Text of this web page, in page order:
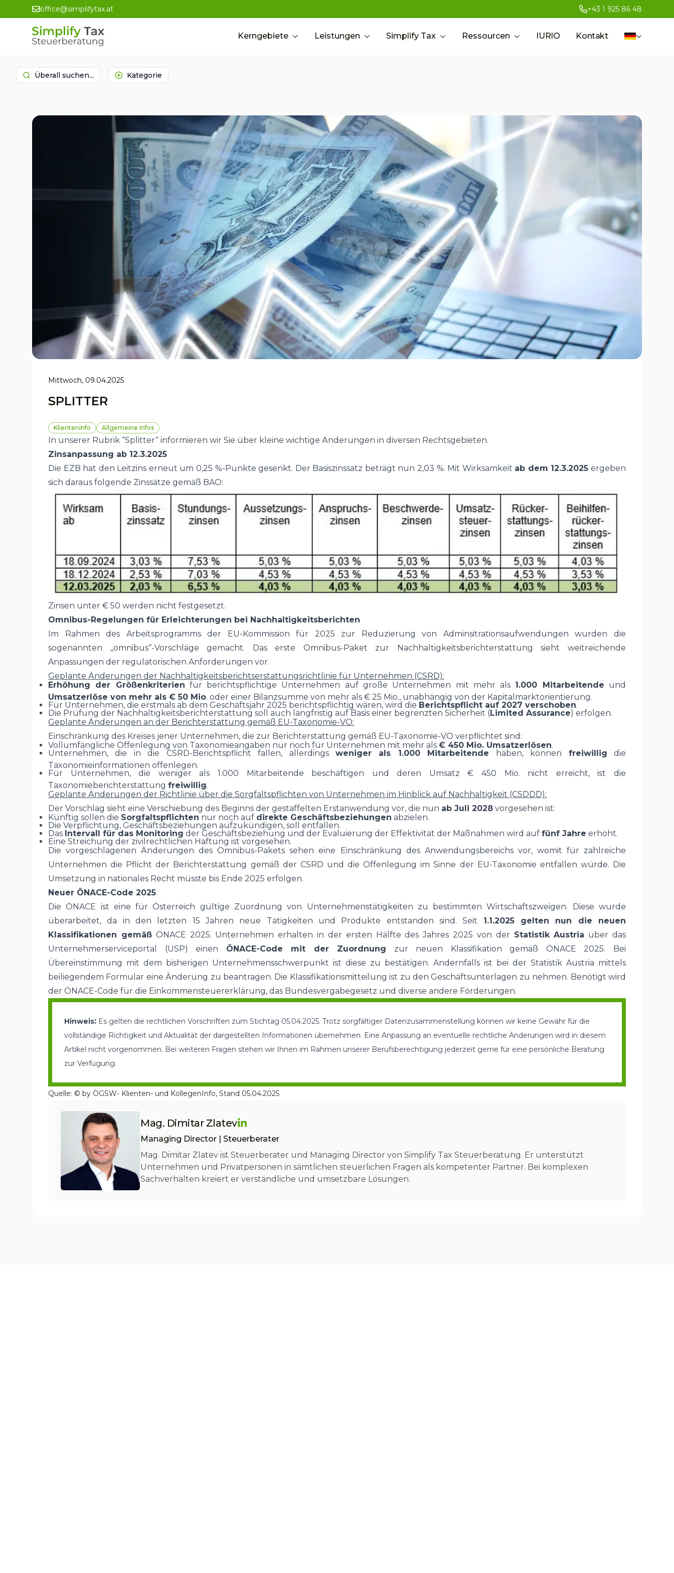
office@simplifytax.at +43 1 925 86 48
Kerngebiete Leistungen Simplify Tax Ressourcen IURIO Kontakt
Überall suchen... Kategorie
Mittwoch, 09.04.2025
SPLITTER
Klienteninfo Allgemeine Infos
In unserer Rubrik “Splitter“ informieren wir Sie über kleine wichtige Änderungen in diversen Rechtsgebieten.
Zinsanpassung ab 12.3.2025
Die EZB hat den Leitzins erneut um 0,25 %-Punkte gesenkt. Der Basiszinssatz beträgt nun 2,03 %. Mit Wirksamkeit ab dem 12.3.2025 ergeben
sich daraus folgende Zinssätze gemäß BAO:
Zinsen unter € 50 werden nicht festgesetzt.
Omnibus-Regelungen für Erleichterungen bei Nachhaltigkeitsberichten
Im Rahmen des Arbeitsprogramms der EU-Kommission für 2025 zur Reduzierung von Adminsitrationsaufwendungen wurden die
sogenannten „omnibus“-Vorschläge gemacht. Das erste Omnibus-Paket zur Nachhaltigkeitsberichterstattung sieht weitreichende
Anpassungen der regulatorischen Anforderungen vor.
Geplante Änderungen der Nachhaltigkeitsberichtserstattungsrichtlinie für Unternehmen (CSRD):
Erhöhung der Größenkriterien für berichtspflichtige Unternehmen auf große Unternehmen mit mehr als 1.000 Mitarbeitende und
Umsatzerlöse von mehr als € 50 Mio. oder einer Bilanzsumme von mehr als € 25 Mio., unabhängig von der Kapitalmarktorientierung.
Für Unternehmen, die erstmals ab dem Geschäftsjahr 2025 berichtspflichtig wären, wird die Berichtspflicht auf 2027 verschoben.
Die Prüfung der Nachhaltigkeitsberichterstattung soll auch langfristig auf Basis einer begrenzten Sicherheit (Limited Assurance) erfolgen.
Geplante Änderungen an der Berichterstattung gemäß EU-Taxonomie-VO:
Einschränkung des Kreises jener Unternehmen, die zur Berichterstattung gemäß EU-Taxonomie-VO verpflichtet sind:
Vollumfängliche Offenlegung von Taxonomieangaben nur noch für Unternehmen mit mehr als € 450 Mio. Umsatzerlösen.
Unternehmen, die in die CSRD-Berichtspflicht fallen, allerdings weniger als 1.000 Mitarbeitende haben, können freiwillig die
Taxonomieinformationen offenlegen.
Für Unternehmen, die weniger als 1.000 Mitarbeitende beschäftigen und deren Umsatz € 450 Mio. nicht erreicht, ist die
Taxonomieberichterstattung freiwillig.
Geplante Änderungen der Richtlinie über die Sorgfaltspflichten von Unternehmen im Hinblick auf Nachhaltigkeit (CSDDD):
Der Vorschlag sieht eine Verschiebung des Beginns der gestaffelten Erstanwendung vor, die nun ab Juli 2028 vorgesehen ist:
Künftig sollen die Sorgfaltspflichten nur noch auf direkte Geschäftsbeziehungen abzielen.
Die Verpflichtung, Geschäftsbeziehungen aufzukündigen, soll entfallen.
Das Intervall für das Monitoring der Geschäftsbeziehung und der Evaluierung der Effektivität der Maßnahmen wird auf fünf Jahre erhöht.
Eine Streichung der zivilrechtlichen Haftung ist vorgesehen.
Die vorgeschlagenen Änderungen des Omnibus-Pakets sehen eine Einschränkung des Anwendungsbereichs vor, womit für zahlreiche
Unternehmen die Pflicht der Berichterstattung gemäß der CSRD und die Offenlegung im Sinne der EU-Taxonomie entfallen würde. Die
Umsetzung in nationales Recht müsste bis Ende 2025 erfolgen.
Neuer ÖNACE-Code 2025
Die ÖNACE ist eine für Österreich gültige Zuordnung von Unternehmenstätigkeiten zu bestimmten Wirtschaftszweigen. Diese wurde
überarbeitet, da in den letzten 15 Jahren neue Tätigkeiten und Produkte entstanden sind. Seit 1.1.2025 gelten nun die neuen
Klassifikationen gemäßÖNACE 2025. Unternehmen erhalten in der ersten Hälfte des Jahres 2025 von der Statistik Austria über das
Unternehmerserviceportal (USP) einen ÖNACE-Code mit der Zuordnung zur neuen Klassifikation gemäß ÖNACE 2025. Bei
Übereinstimmung mit dem bisherigen Unternehmensschwerpunkt ist diese zu bestätigen. Andernfalls ist bei der Statistik Austria mittels
beiliegendem Formular eine Änderung zu beantragen. Die Klassifikations­mitteilung ist zu den Geschäftsunterlagen zu nehmen. Benötigt wird
der ÖNACE-Code für die Einkommensteuererklärung, das Bundesvergabegesetz und diverse andere Förderungen.
Hinweis: Es gelten die rechtlichen Vorschriften zum Stichtag 05.04.2025. Trotz sorgfältiger Datenzusammenstellung können wir keine Gewähr für die
vollständige Richtigkeit und Aktualität der dargestellten Informationen übernehmen. Eine Anpassung an eventuelle rechtliche Änderungen wird in diesem
Artikel nicht vorgenommen. Bei weiteren Fragen stehen wir Ihnen im Rahmen unserer Berufsberechtigung jederzeit gerne für eine persönliche Beratung
zur Verfügung.
Quelle: © by ÖGSW- Klienten- und KollegenInfo, Stand 05.04.2025
Mag. Dimitar Zlatev
Managing Director | Steuerberater
Mag. Dimitar Zlatev ist Steuerberater und Managing Director von Simplify Tax Steuerberatung. Er unterstützt
Unternehmen und Privatpersonen in sämtlichen steuerlichen Fragen als kompetenter Partner. Bei komplexen
Sachverhalten kreiert er verständliche und umsetzbare Lösungen.